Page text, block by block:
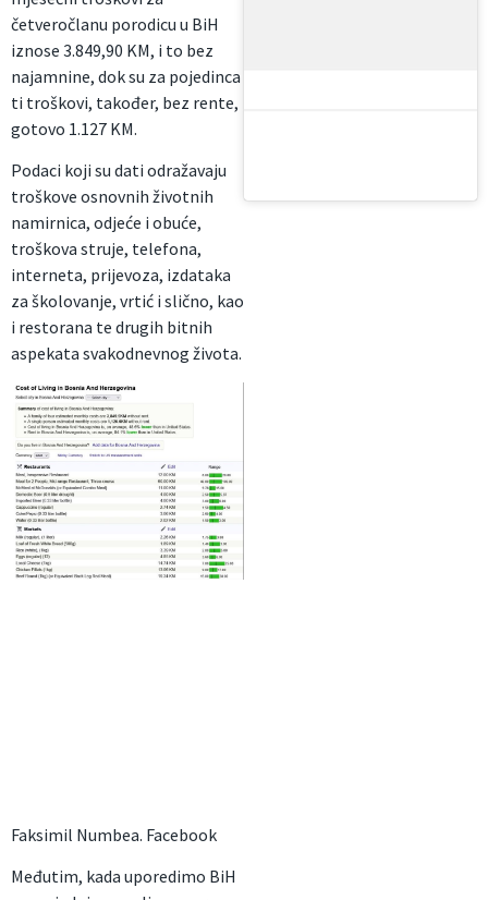
četveročlanu porodicu u BiH
iznose 3.849,90 KM, i to bez
najamnine, dok su za pojedinca
ti troškovi, također, bez rente,
gotovo 1.127 KM.
Podaci koji su dati odražavaju
troškove osnovnih životnih
namirnica, odjeće i obuće,
troškova struje, telefona,
interneta, prijevoza, izdataka
za školovanje, vrtić i slično, kao
i restorana te drugih bitnih
aspekata svakodnevnog života.
Faksimil Numbea. Facebook
Međutim, kada uporedimo BiH